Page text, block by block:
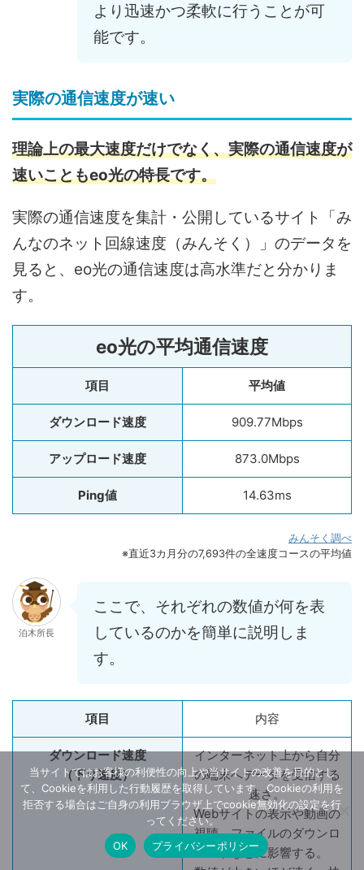
より迅速かつ柔軟に行うことが可
能です。
実際の通信速度が速い
理論上の最大速度だけでなく、実際の通信速度が
速いこともeo光の特長です。
実際の通信速度を集計・公開しているサイト「み
んなのネット回線速度（みんそく）」のデータを
見ると、eo光の通信速度は高水準だと分かりま
す。
eo光の平均通信速度
項目 平均値
ダウンロード速度 909.77Mbps
アップロード速度 873.0Mbps
Ping値 14.63ms
みんそく調べ
※直近3カ月分の7,693件の全速度コースの平均値
泊木所長
ここで、それぞれの数値が何を表
しているのかを簡単に説明しま
す。
項目 内容
ダウンロード速度
（下り速度）
インターネット上から自分
の端末へデータを受信する
速さ。
Webサイトの表示や動画の
視聴、ファイルのダウンロ
ードなどに影響する。
当サイトではお客様の利便性の向上や当サイトの改善を目的とし
て、Cookieを利用した行動履歴を取得しています。Cookieの利用を
拒否する場合はご自身の利用ブラウザ上でcookie無効化の設定を行
ってください。
OK
プライバシーポリシー